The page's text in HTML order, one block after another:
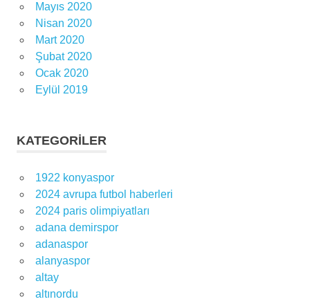
Mayıs 2020
Nisan 2020
Mart 2020
Şubat 2020
Ocak 2020
Eylül 2019
KATEGORILER
1922 konyaspor
2024 avrupa futbol haberleri
2024 paris olimpiyatları
adana demirspor
adanaspor
alanyaspor
altay
altınordu